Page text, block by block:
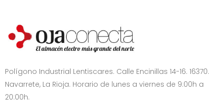
Polígono Industrial Lentiscares. Calle Encinillas 14-16. 16370.
Navarrete, La Rioja. Horario de lunes a viernes de 9:00h a
20:00h.